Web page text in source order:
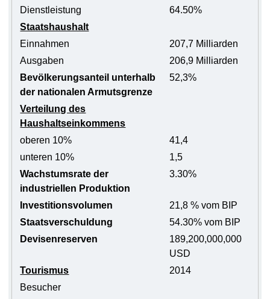
Dienstleistung
64.50%
Staatshaushalt
Einnahmen
207,7 Milliarden
Ausgaben
206,9 Milliarden
Bevölkerungsanteil unterhalb
der nationalen Armutsgrenze
52,3%
Verteilung des
Haushaltseinkommens
oberen 10%
41,4
unteren 10%
1,5
Wachstumsrate der
industriellen Produktion
3.30%
Investitionsvolumen
21,8 % vom BIP
Staatsverschuldung
54.30% vom BIP
Devisenreserven
189,200,000,000
USD
Tourismus
2014
Besucher